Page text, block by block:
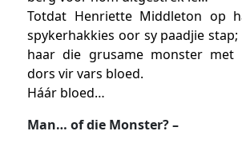
Totdat Henriette Middleton op
spykerhakkies oor sy paadjie
haar die grusame monster met
dors vir vars bloed.
Háár bloed…
Man… of die Monster? –